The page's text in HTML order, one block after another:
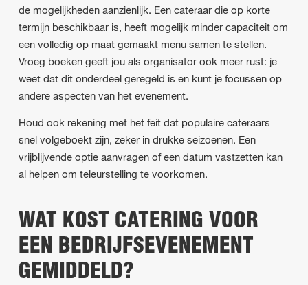
de mogelijkheden aanzienlijk. Een cateraar die op korte
termijn beschikbaar is, heeft mogelijk minder capaciteit om
een volledig op maat gemaakt menu samen te stellen.
Vroeg boeken geeft jou als organisator ook meer rust: je
weet dat dit onderdeel geregeld is en kunt je focussen op
andere aspecten van het evenement.
Houd ook rekening met het feit dat populaire cateraars
snel volgeboekt zijn, zeker in drukke seizoenen. Een
vrijblijvende optie aanvragen of een datum vastzetten kan
al helpen om teleurstelling te voorkomen.
WAT KOST CATERING VOOR
EEN BEDRIJFSEVENEMENT
GEMIDDELD?